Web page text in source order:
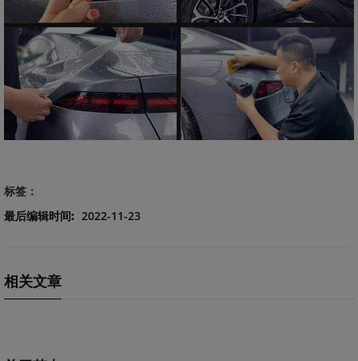
标签：
最后编辑时间: 2022-11-23
相关文章